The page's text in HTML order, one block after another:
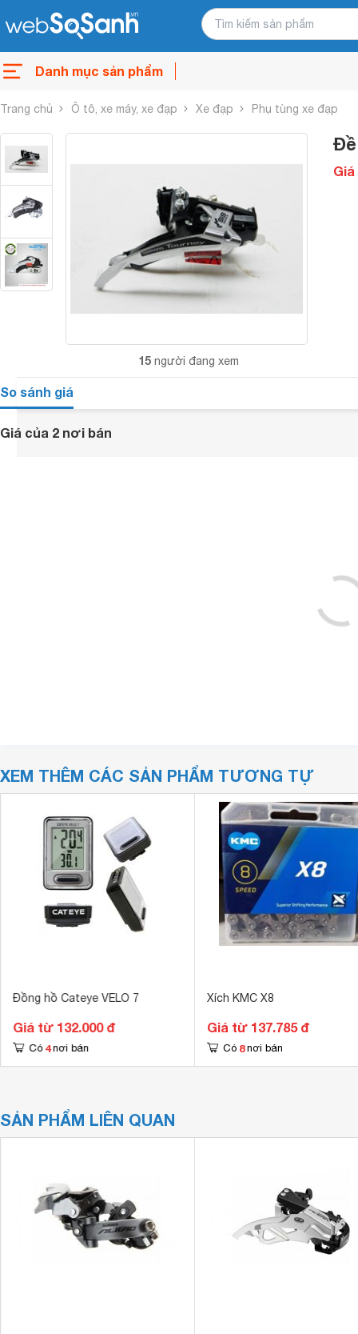
Danh mục sản phẩm
Trang chủ Ô tô, xe máy, xe đạp Xe đạp Phụ tùng xe đạp
15 người đang xem
So sánh giá
Giá của 2 nơi bán
XEM THÊM CÁC SẢN PHẨM TƯƠNG TỰ
Đồng hồ Cateye VELO 7
Giá từ 132.000 đ
Có 4 nơi bán
Xích KMC X8
Giá từ 137.785 đ
Có 8 nơi bán
SẢN PHẨM LIÊN QUAN